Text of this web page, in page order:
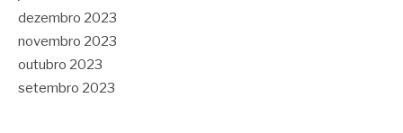
dezembro 2023
novembro 2023
outubro 2023
setembro 2023